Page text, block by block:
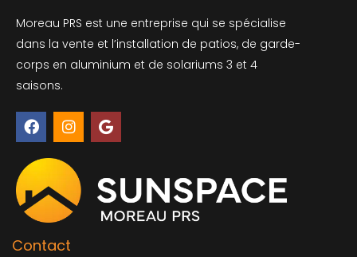
Moreau PRS est une entreprise qui se spécialise
dans la vente et l’installation de patios, de garde-
corps en aluminium et de solariums 3 et 4
saisons.
F
a
c
e
o
o
k
I
n
s
t
a
g
r
a
m
G
o
o
l
e
Contact